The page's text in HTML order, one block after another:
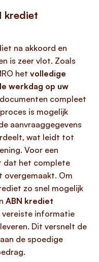
krediet
na akkoord en
is zeer vlot. Zoals
het volledige
werkdag op uw
compleet
is mogelijk
aanvraaggegevens
wat leidt tot
Voor een
het complete
overgemaakt. Om
zo snel mogelijk
ABN krediet
vereiste informatie
Dit versnelt de
de spoedige